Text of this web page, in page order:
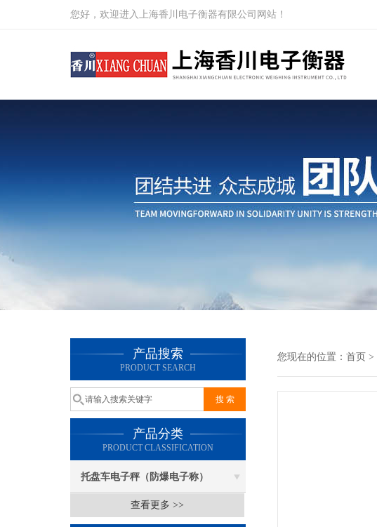
您好，欢迎进入上海香川电子衡器有限公司网站！
产品搜索
PRODUCT SEARCH
产品分类
PRODUCT CLASSIFICATION
托盘车电子秤（防爆电子称）
查看更多 >>
您现在的位置： 首页 >